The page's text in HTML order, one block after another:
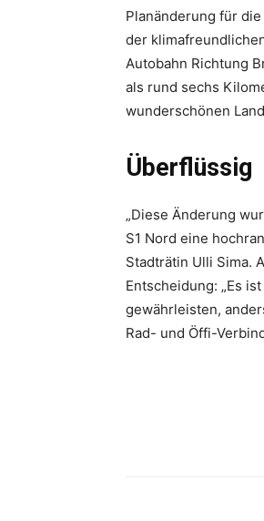
Planänderung für
der
Autobahn Richtung
als rund sechs
wunderschönen
Überflüssig
„Diese Änderung
S1 Nord eine
Stadträtin Ulli Sima.
Entscheidung: „Es
gewährleisten,
Rad- und Öffi-